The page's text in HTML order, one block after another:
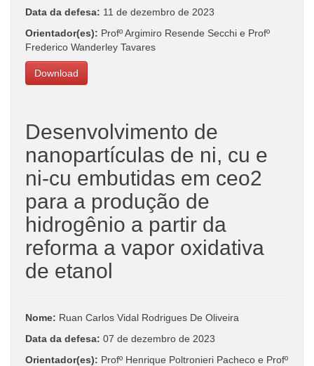
Data da defesa: 11 de dezembro de 2023
Orientador(es): Profº Argimiro Resende Secchi e Profº
Frederico Wanderley Tavares
Download
Desenvolvimento de
nanopartículas de ni, cu e
ni-cu embutidas em ceo2
para a produção de
hidrogênio a partir da
reforma a vapor oxidativa
de etanol
Nome: Ruan Carlos Vidal Rodrigues De Oliveira
Data da defesa: 07 de dezembro de 2023
Orientador(es): Profº Henrique Poltronieri Pacheco e Profº